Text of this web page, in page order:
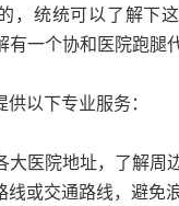
，统统可以了解下
有一个协和医院跑腿
以下专业服务：
大医院地址，了解周
线或交通路线，避免